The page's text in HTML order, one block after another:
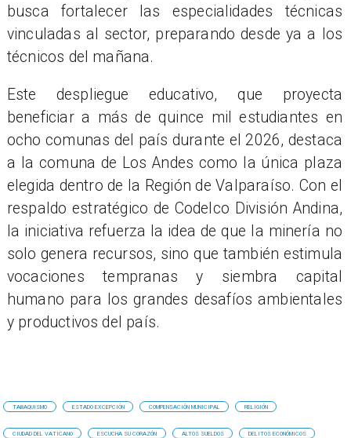
busca fortalecer las especialidades técnicas
vinculadas al sector, preparando desde ya a los
técnicos del mañana.
Este despliegue educativo, que proyecta
beneficiar a más de quince mil estudiantes en
ocho comunas del país durante el 2026, destaca
a la comuna de Los Andes como la única plaza
elegida dentro de la Región de Valparaíso. Con el
respaldo estratégico de Codelco División Andina,
la iniciativa refuerza la idea de que la minería no
solo genera recursos, sino que también estimula
vocaciones tempranas y siembra capital
humano para los grandes desafíos ambientales
y productivos del país.
TABAQUISMO ESTADO EXCEPCIÓN COMPENSACIÓN MUNICIPAL RELIGIÓN
CIUDAD DEL VATICANO ESCUCHA SU CORAZÓN ALTOS SUELDOS DELITOS ECONÓMICOS